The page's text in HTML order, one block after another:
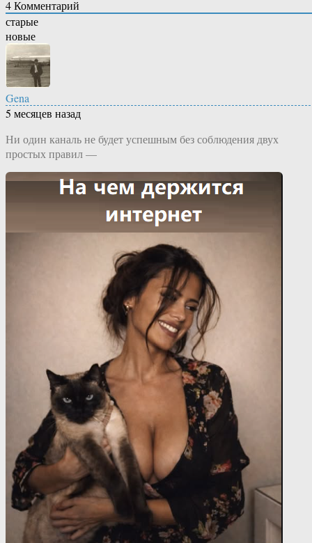
4Комментарий
старые
новые
Gena
5 месяцев назад
Ни один каналь не будет успешным без соблюдения двух
простых правил —